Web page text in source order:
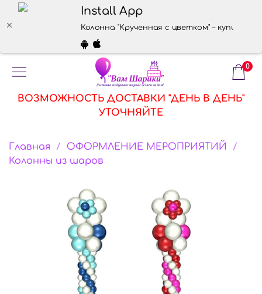
Install App
Колонна "Крученная с цветком" – купить
0
ВОЗМОЖНОСТЬ ДОСТАВКИ "ДЕНЬ В ДЕНЬ"
УТОЧНЯЙТЕ
Главная
ОФОРМЛЕНИЕ МЕРОПРИЯТИЙ
Колонны из шаров